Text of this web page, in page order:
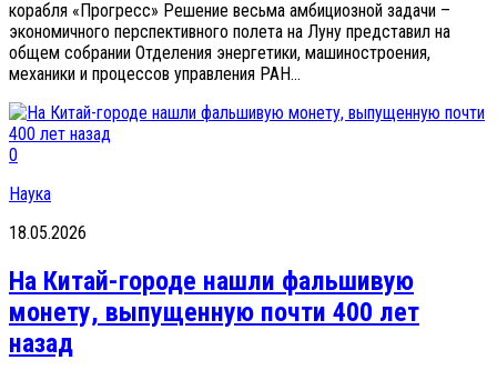
корабля «Прогресс» Решение весьма амбициозной задачи –
экономичного перспективного полета на Луну представил на
общем собрании Отделения энергетики, машиностроения,
механики и процессов управления РАН...
0
Наука
18.05.2026
На Китай-городе нашли фальшивую
монету, выпущенную почти 400 лет
назад